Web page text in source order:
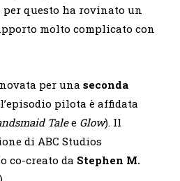
per questo ha rovinato un
molto complicato con
per una seconda
pilota è affidata
Talee Glow). Il
di ABC Studios
co-creato da Stephen M.